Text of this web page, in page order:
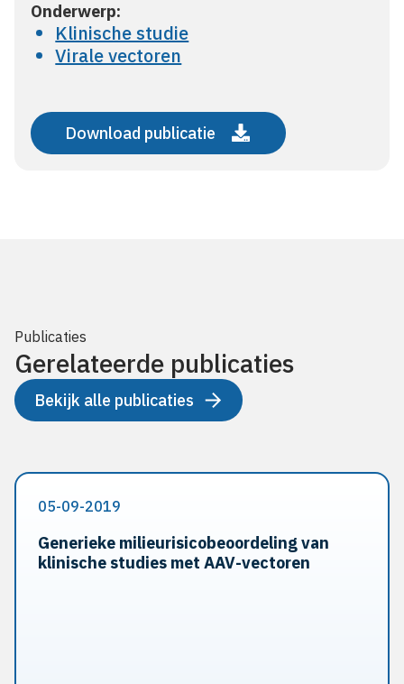
Onderwerp:
Klinische studie
Virale vectoren
Download publicatie
Publicaties
Gerelateerde publicaties
Bekijk alle publicaties
05-09-2019
Generieke milieurisicobeoordeling van
klinische studies met AAV-vectoren